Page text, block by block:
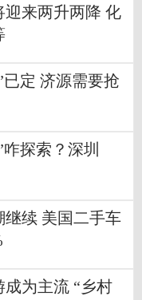
来两升两降 化
定 济源需要抢
探索？深圳
继续 美国二手车
为主流 “乡村